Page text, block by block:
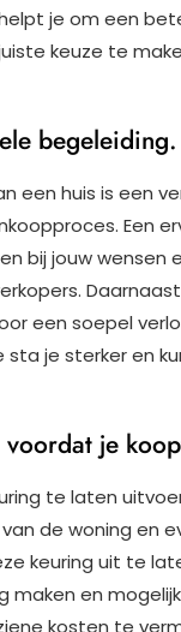
je om een
keuze te
begeleiding.
een huis is een
Een
bij jouw wensen
een soepel
je sterker en
je
te laten
de woning en
keuring uit te
en
kosten te